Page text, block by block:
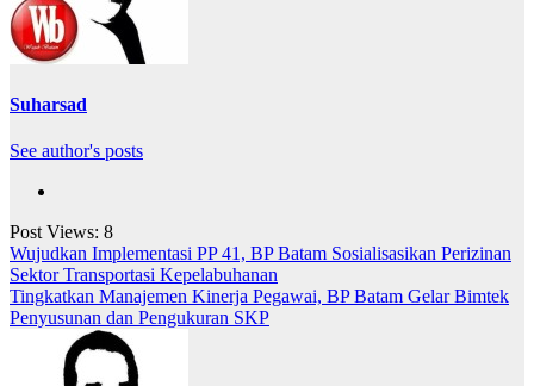
Suharsad
See author's posts
Post Views: 8
Navigasi
pos
Wujudkan Implementasi PP 41, BP Batam Sosialisasikan Perizinan
Sektor Transportasi Kepelabuhanan
Tingkatkan Manajemen Kinerja Pegawai, BP Batam Gelar Bimtek
Penyusunan dan Pengukuran SKP